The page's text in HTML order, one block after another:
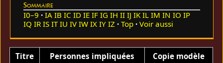
Sommaire
I0–9 IA IB IC ID IE IF IG IH II IJ IK IL IM IN IO IP
IQ IR IS IT IU IV IW IX IY IZ Top Voir aussi
Titre Personnes impliquées Copie modèle